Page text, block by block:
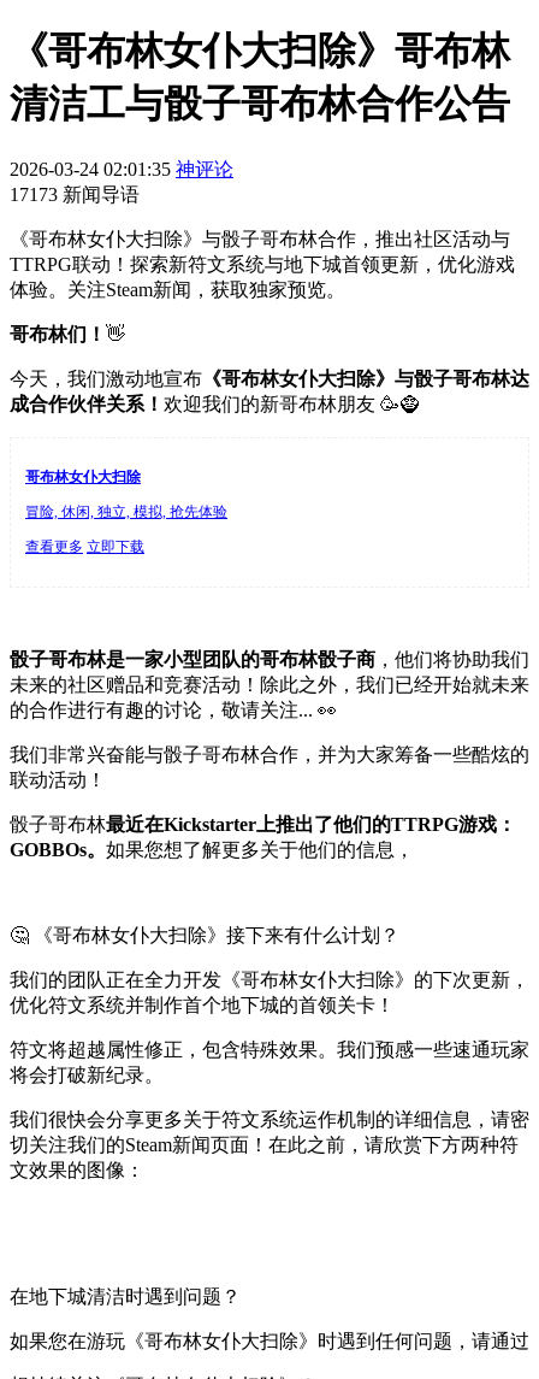
《哥布林女仆大扫除》哥布林
清洁工与骰子哥布林合作公告
2026-03-24 02:01:35 神评论
17173 新闻导语
《哥布林女仆大扫除》与骰子哥布林合作，推出社区活动与
TTRPG联动！探索新符文系统与地下城首领更新，优化游戏
体验。关注Steam新闻，获取独家预览。
哥布林们！ 👋
今天，我们激动地宣布 《哥布林女仆大扫除》与骰子哥布林达
成合作伙伴关系！ 欢迎我们的新哥布林朋友 🥳🧌
哥布林女仆大扫除
冒险, 休闲, 独立, 模拟, 抢先体验
查看更多 立即下载
骰子哥布林是一家小型团队的哥布林骰子商 ，他们将协助我们
未来的社区赠品和竞赛活动！除此之外，我们已经开始就未来
的合作进行有趣的讨论，敬请关注... 👀
我们非常兴奋能与骰子哥布林合作，并为大家筹备一些酷炫的
联动活动！
骰子哥布林最近在Kickstarter上推出了他们的TTRPG游戏：
GOBBOs。 如果您想了解更多关于他们的信息，
🤔 《哥布林女仆大扫除》接下来有什么计划？
我们的团队正在全力开发《哥布林女仆大扫除》的下次更新，
优化符文系统并制作首个地下城的首领关卡！
符文将超越属性修正，包含特殊效果。我们预感一些速通玩家
将会打破新纪录。
我们很快会分享更多关于符文系统运作机制的详细信息，请密
切关注我们的Steam新闻页面！在此之前，请欣赏下方两种符
文效果的图像：
在地下城清洁时遇到问题？
如果您在游玩《哥布林女仆大扫除》时遇到任何问题，请通过